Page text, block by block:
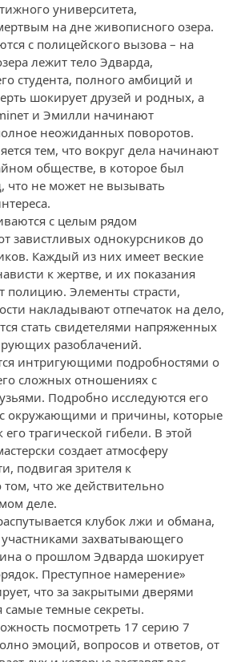
университета,
на дне живописного озера.
с полицейского вызова – на
лежит тело Эдварда,
студента, полного амбиций и
шокирует друзей и родных, а
и Эмилли начинают
неожиданных поворотов.
тем, что вокруг дела начинают
обществе, в которое был
что не может не вызывать
с целым рядом
завистливых однокурсников до
Каждый из них имеет веские
к жертве, и их показания
полицию. Элементы страсти,
накладывают отпечаток на дело,
стать свидетелями напряженных
разоблачений.
интригующими подробностями о
сложных отношениях с
Подробно исследуются его
с окружающими и причины, которые
трагической гибели. В этой
создает атмосферу
подвигая зрителя к
что же действительно
деле.
клубок лжи и обмана,
участниками захватывающего
о прошлом Эдварда шокирует
Преступное намерение»
что за закрытыми дверями
самые темные секреты.
посмотреть 17 серию 7
эмоций, вопросов и ответов, от